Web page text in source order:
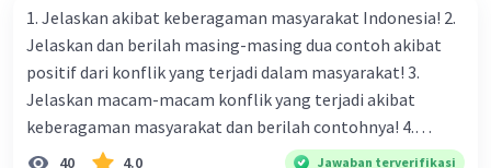
produksi nasional dan memberikan kontribusi
pada pendapatan nasional.
Inovasi dan Kemajuan:Mendorong inovasi dan
kemajuan teknologi untuk meningkatkan
efisiensi produksi dan kualitas barang atau jasa.
Pemenuhan Tujuan Perusahaan:Bagi
1. Jelaskan akibat keberagaman masyarakat Indonesia! 2.
Jelaskan dan berilah masing-masing dua contoh akibat
positif dari konflik yang terjadi dalam masyarakat! 3.
Jelaskan macam-macam konflik yang terjadi akibat
keberagaman masyarakat dan berilah contohnya! 4.
Mengapa dalam masyarakat yang memiliki keberagaman
40 4.0 Jawaban terverifikasi